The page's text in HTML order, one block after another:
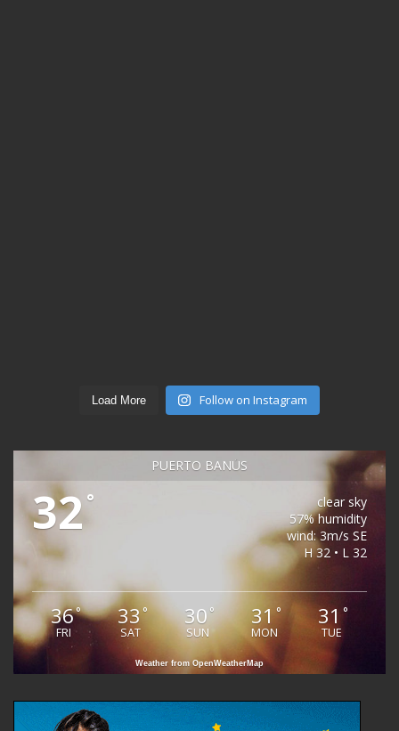
Load More Follow on Instagram
PUERTO BANÚS
32°
clear sky
57% humidity
wind: 3m/s SE
H 32 • L 32
36°
FRI
33°
SAT
30°
SUN
31°
MON
31 °
TUE
Weather from OpenWeatherMap